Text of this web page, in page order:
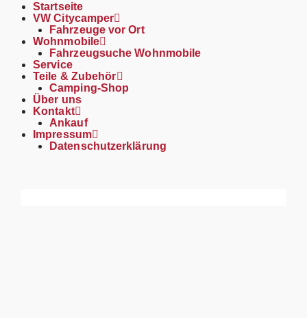
Startseite
VW Citycamper
Fahrzeuge vor Ort
Wohnmobile
Fahrzeugsuche Wohnmobile
Service
Teile & Zubehör
Camping-Shop
Über uns
Kontakt
Ankauf
Impressum
Datenschutzerklärung